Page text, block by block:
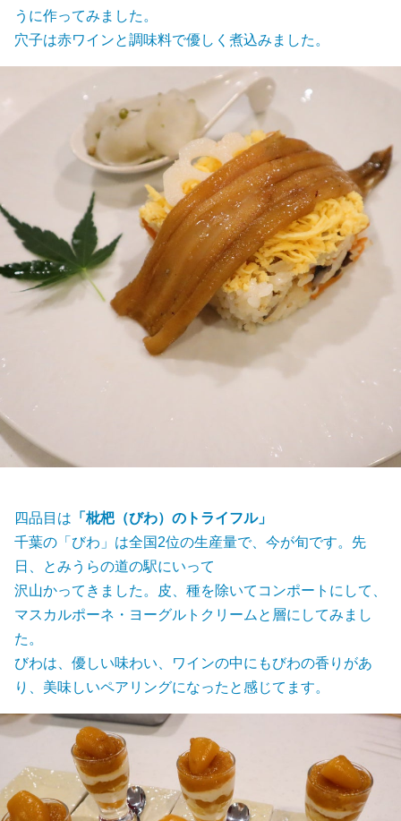
うに作ってみました。
穴子は赤ワインと調味料で優しく煮込みました。
四品目は 「枇杷（びわ）のトライフル」
千葉の「びわ」は全国2位の生産量で、今が旬です。先
日、とみうらの道の駅にいって
沢山かってきました。皮、種を除いてコンポートにして、
マスカルポーネ・ヨーグルトクリームと層にしてみまし
た。
びわは、優しい味わい、ワインの中にもびわの香りがあ
り、美味しいペアリングになったと感じてます。